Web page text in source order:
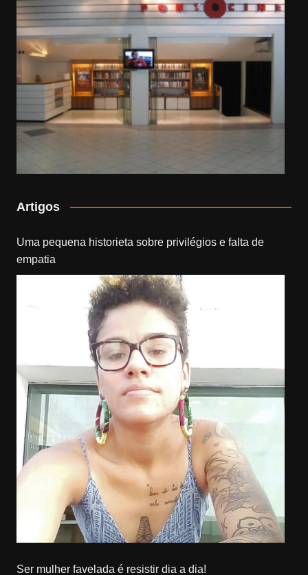
Artigos
Uma pequena historieta sobre privilégios e falta de
empatia
Ser mulher favelada é resistir dia a dia!